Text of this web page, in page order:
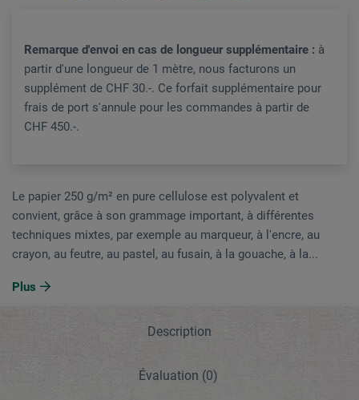
Remarque d'envoi en cas de longueur supplémentaire : à
partir d'une longueur de 1 mètre, nous facturons un
supplément de CHF 30.-. Ce forfait supplémentaire pour
frais de port s'annule pour les commandes à partir de
CHF 450.-.
Le papier 250 g/m² en pure cellulose est polyvalent et
convient, grâce à son grammage important, à différentes
techniques mixtes, par exemple au marqueur, à l'encre, au
crayon, au feutre, au pastel, au fusain, à la gouache, à la...
Plus
Description
Évaluation (0)